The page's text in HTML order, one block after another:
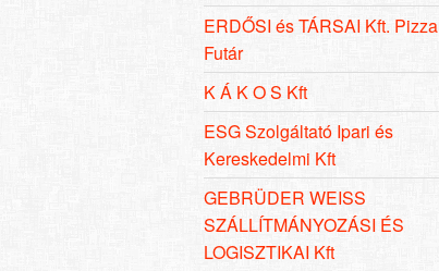
ERDŐSI és TÁRSAI Kft. Pizza
Futár
K Á K O S Kft
ESG Szolgáltató Ipari és
Kereskedelmi Kft
GEBRÜDER WEISS
SZÁLLÍTMÁNYOZÁSI ÉS
LOGISZTIKAI Kft